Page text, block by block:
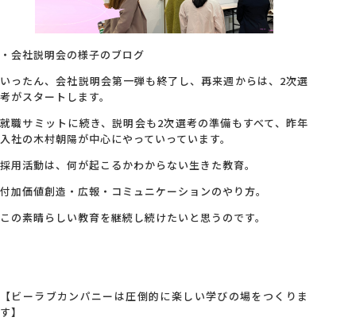
・会社説明会の様子のブログ
いったん、会社説明会第一弾も終了し、再来週からは、2次選
考がスタートします。
就職サミットに続き、説明会も2次選考の準備もすべて、昨年
入社の木村朝陽が中心にやっていっています。
採用活動は、何が起こるかわからない生きた教育。
付加価値創造・広報・コミュニケーションのやり方。
この素晴らしい教育を継続し続けたいと思うのです。
【ビーラブカンパニーは圧倒的に楽しい学びの場をつくりま
す】